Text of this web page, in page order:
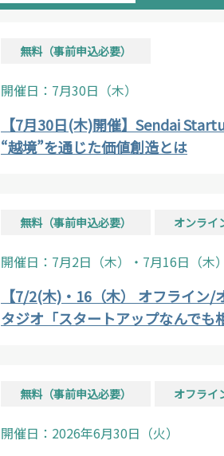
無料（事前申込必要）
開催日：7月30日（木）
【7月30日(木)開催】Sendai
“越境”を通じた価値創造とは
無料（事前申込必要） オンライ
開催日：7月2日（木）・7月16日（木）
【7/2(木)・16（木） オフライン
タジオ「スタートアップなんでも
無料（事前申込必要） オフライ
開催日：2026年6月30日（火）